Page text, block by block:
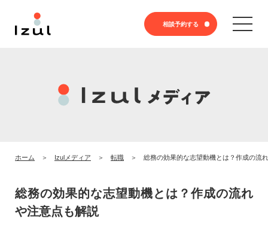
相談予約する
ホーム Izulメディア 転職 総務の効果的な志望動機とは？作成の流
総務の効果的な志望動機とは？作成の流れ
や注意点も解説